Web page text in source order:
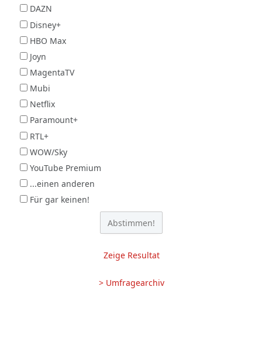
DAZN
Disney+
HBO Max
Joyn
MagentaTV
Mubi
Netflix
Paramount+
RTL+
WOW/Sky
YouTube Premium
...einen anderen
Für gar keinen!
Zeige Resultat
> Umfragearchiv